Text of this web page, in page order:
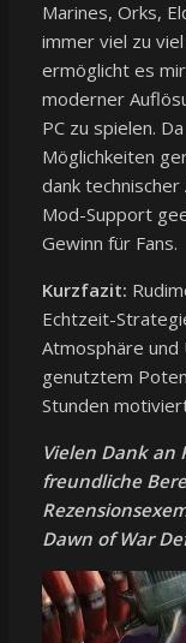
Marines, Orks,
immer viel zu
ermöglicht es
moderner
PC zu spielen.
Möglichkeiten
dank
Mod-Support
Gewinn für Fans.
Kurzfazit:
Echtzeit-
Atmosphäre
genutztem
Stunden
Vielen Dank an
freundliche
Dawn of War